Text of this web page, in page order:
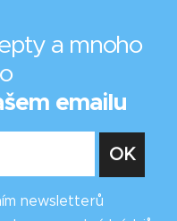
a mnoho
emailu
newsletterů